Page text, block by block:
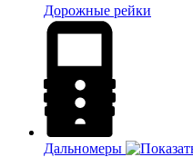
Дорожные рейки
Дальномеры